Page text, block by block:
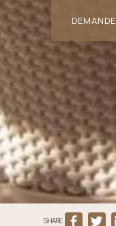
DEMANDE
SHARE